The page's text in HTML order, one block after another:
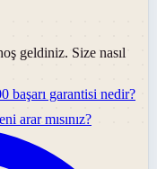
geldiniz. Size nasıl
başarı garantisi nedir?
arar mısınız?